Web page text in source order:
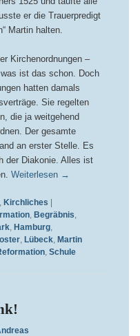
er die Trauerpredigt
Martin halten.
Kirchenordnungen –
ist das schon. Doch
hatten damals
Sie regelten
die ja weitgehend
Der gesamte
an erster Stelle. Es
der Diakonie. Alles ist
Weiterlesen →
, Kirchliches
, Begräbnis,
, Hamburg,
, Lübeck, Martin
, Schule